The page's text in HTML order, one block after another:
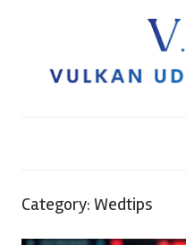
l
Category: Wedtips